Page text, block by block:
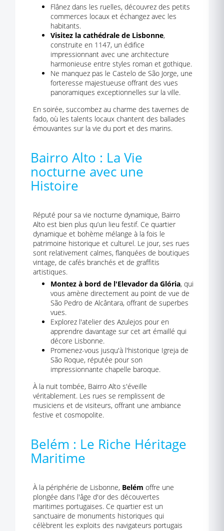
Flânez dans les ruelles, découvrez des petits
commerces locaux et échangez avec les
habitants.
Visitez la cathédrale de Lisbonne,
construite en 1147, un édifice
impressionnant avec une architecture
harmonieuse entre styles roman et gothique.
Ne manquez pas le Castelo de São Jorge, une
forteresse majestueuse offrant des vues
panoramiques exceptionnelles sur la ville.
En soirée, succombez au charme des tavernes de
fado, où les talents locaux chantent des ballades
émouvantes sur la vie du port et des marins.
Bairro Alto : La Vie
nocturne avec une
Histoire
Réputé pour sa vie nocturne dynamique, Bairro
Alto est bien plus qu’un lieu festif. Ce quartier
dynamique et bohème mélange à la fois le
patrimoine historique et culturel. Le jour, ses rues
sont relativement calmes, flanquées de boutiques
vintage, de cafés branchés et de graffitis
artistiques.
Montez à bord de l'Elevador da Glória, qui
vous amène directement au point de vue de
São Pedro de Alcântara, offrant de superbes
vues.
Explorez l'atelier des Azulejos pour en
apprendre davantage sur cet art émaillé qui
décore Lisbonne.
Promenez-vous jusqu'à l'historique Igreja de
São Roque, réputée pour son
impressionnante chapelle baroque.
À la nuit tombée, Bairro Alto s'éveille
véritablement. Les rues se remplissent de
musiciens et de visiteurs, offrant une ambiance
festive et cosmopolite.
Belém : Le Riche Héritage
Maritime
À la périphérie de Lisbonne, Belém offre une
plongée dans l'âge d'or des découvertes
maritimes portugaises. Ce quartier est un
sanctuaire de monuments historiques qui
célèbrent les exploits des navigateurs portugais